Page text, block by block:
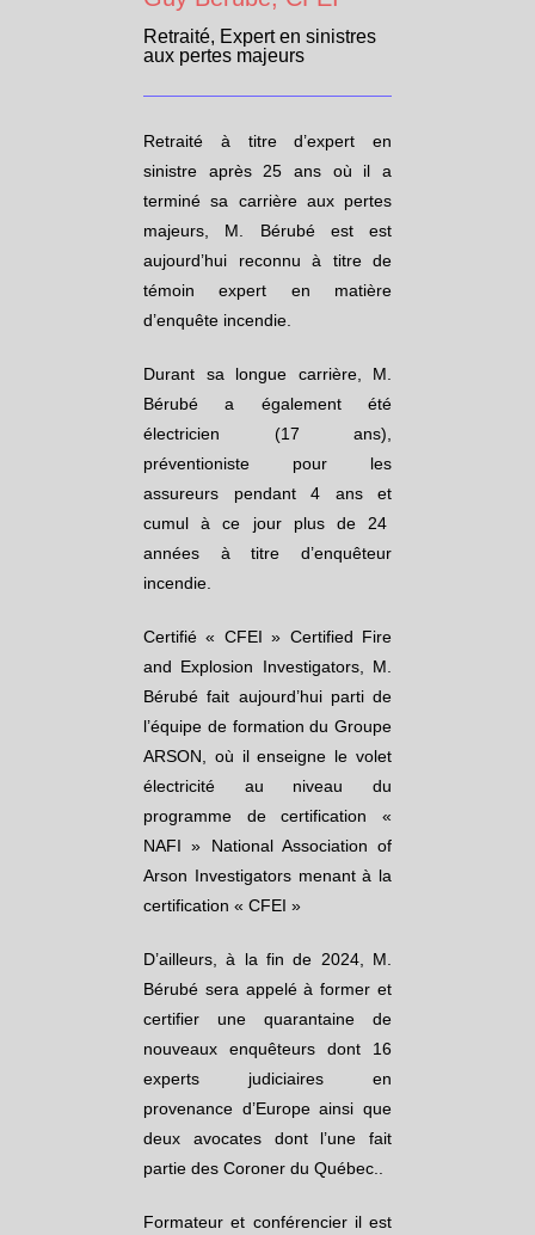
Retraité, Expert en sinistres
aux pertes majeurs
Retraité à titre d’expert en
sinistre après 25 ans où il a
terminé sa carrière aux pertes
majeurs, M. Bérubé est est
aujourd’hui reconnu à titre de
témoin expert en matière
d’enquête incendie.
Durant sa longue carrière, M.
Bérubé a également été
électricien (17 ans),
préventioniste pour les
assureurs pendant 4 ans et
cumul à ce jour plus de 24
années à titre d’enquêteur
incendie.
Certifié « CFEI » Certified Fire
and Explosion Investigators, M.
Bérubé fait aujourd’hui parti de
l’équipe de formation du Groupe
ARSON, où il enseigne le volet
électricité au niveau du
programme de certification «
NAFI » National Association of
Arson Investigators menant à la
certification « CFEI »
D’ailleurs, à la fin de 2024, M.
Bérubé sera appelé à former et
certifier une quarantaine de
nouveaux enquêteurs dont 16
experts judiciaires en
provenance d’Europe ainsi que
deux avocates dont l’une fait
partie des Coroner du Québec..
Formateur et conférencier il est